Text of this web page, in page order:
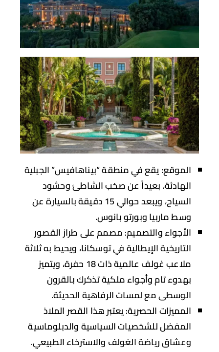
الموقع:يقع في منطقة “بيناهافيس” الجبلية
الهادئة، بعيداً عن صخب الشاطئ وحشود
السياح، ويبعد حوالي 15 دقيقة بالسيارة عن
وسط ماربيا وبورتو بانوس.
الأجواء والتصميم:مصمم على طراز القصور
التاريخية الإيطالية في توسكانا، ويحيط به ثلاثة
ملاعب غولف عالمية ذات 18 حفرة، ويتميز
بهدوء تام وأجواء ملكية تذكرك بالقرون
الوسطى مع لمسات الرفاهية الحديثة.
المميزات الحصرية:يعتبر هذا القصر الملاذ
المفضل للشخصيات السياسية والدبلوماسية
وعشاق رياضة الغولف والاسترخاء الطبيعي.